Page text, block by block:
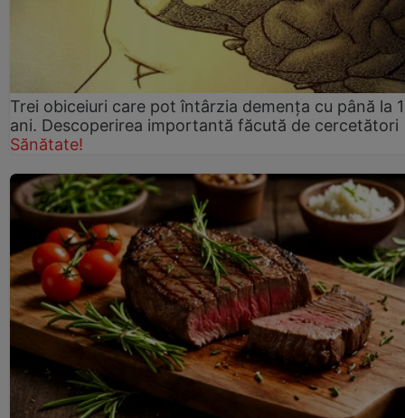
Trei obiceiuri care pot întârzia demența cu până la
ani. Descoperirea importantă făcută de cercetători
Sănătate!